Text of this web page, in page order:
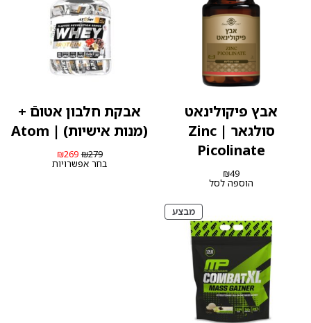
אבץ פיקולינאט
סולגאר | Zinc
Picolinate
₪49
הוספה לסל
אבקת חלבון אטוםֿ +
(מנות אישיות) | Atom
₪279 המחיר
המקורי
₪269
הנוכחיבחר אפשרויות
מבצעמוצרים
במבצע